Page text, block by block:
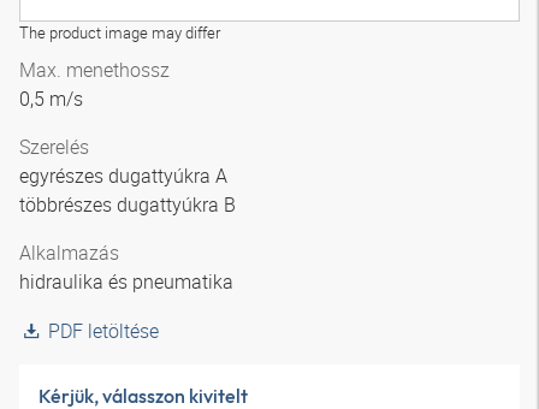
The product image may differ
Max. menethossz
0,5 m/s
Szerelés
egyrészes dugattyúkra A
többrészes dugattyúkra B
Alkalmazás
hidraulika és pneumatika
PDF letöltése
Kérjük, válasszon kivitelt